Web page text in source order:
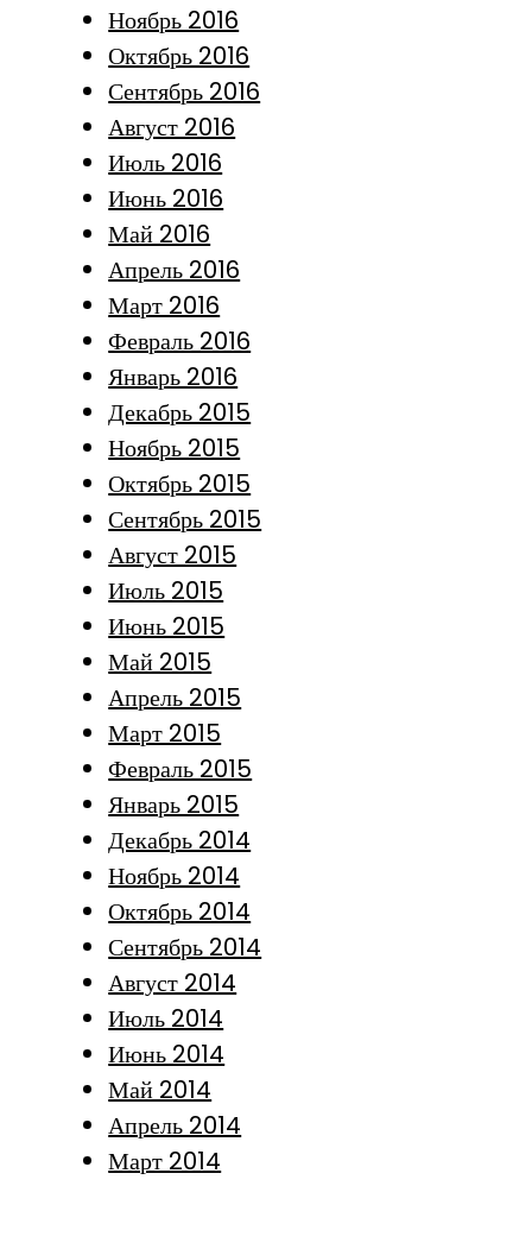
Ноябрь 2016
Октябрь 2016
Сентябрь 2016
Август 2016
Июль 2016
Июнь 2016
Май 2016
Апрель 2016
Март 2016
Февраль 2016
Январь 2016
Декабрь 2015
Ноябрь 2015
Октябрь 2015
Сентябрь 2015
Август 2015
Июль 2015
Июнь 2015
Май 2015
Апрель 2015
Март 2015
Февраль 2015
Январь 2015
Декабрь 2014
Ноябрь 2014
Октябрь 2014
Сентябрь 2014
Август 2014
Июль 2014
Июнь 2014
Май 2014
Апрель 2014
Март 2014